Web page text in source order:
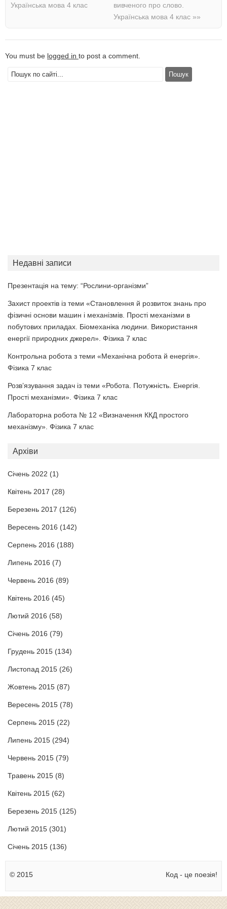
Українська мова 4 клас
вивченого про слово.
Українська мова 4 клас »»
You must be logged in to post a comment.
Недавні записи
Презентація на тему: “Рослини-організми”
Захист проектів із теми «Становлення й розвиток знань про
фізичні основи машин і механізмів. Прості механізми в
побутових приладах. Біомеханіка людини. Використання
енергії природних джерел». Фізика 7 клас
Контрольна робота з теми «Механічна робота й енергія».
Фізика 7 клас
Розв’язування задач із теми «Робота. Потужність. Енергія.
Прості механізми». Фізика 7 клас
Лабораторна робота № 12 «Визначення ККД простого
механізму». Фізика 7 клас
Архіви
Січень 2022 (1)
Квітень 2017 (28)
Березень 2017 (126)
Вересень 2016 (142)
Серпень 2016 (188)
Липень 2016 (7)
Червень 2016 (89)
Квітень 2016 (45)
Лютий 2016 (58)
Січень 2016 (79)
Грудень 2015 (134)
Листопад 2015 (26)
Жовтень 2015 (87)
Вересень 2015 (78)
Серпень 2015 (22)
Липень 2015 (294)
Червень 2015 (79)
Травень 2015 (8)
Квітень 2015 (62)
Березень 2015 (125)
Лютий 2015 (301)
Січень 2015 (136)
© 2015 Код - це поезія!